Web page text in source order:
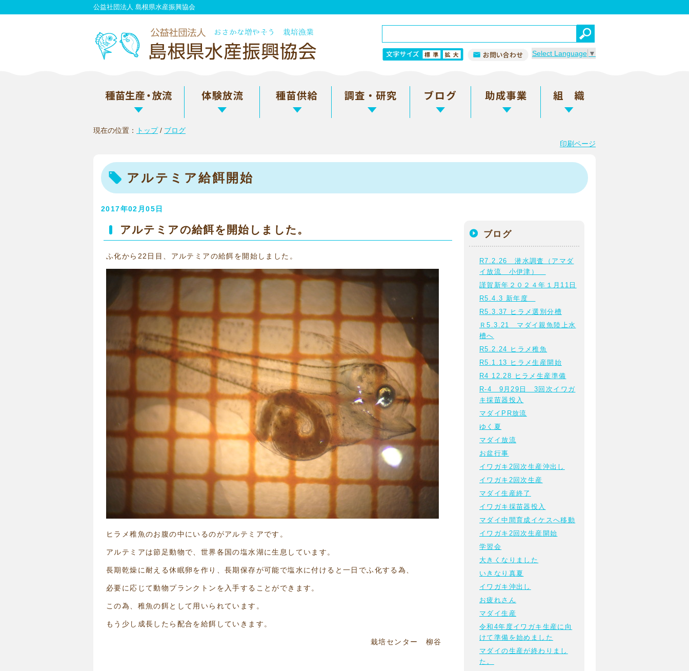
公益社団法人 島根県水産振興協会
Select Language ▼
現在の位置： トップ/ ブログ
印刷ページ
アルテミア給餌開始
2017年02月05日
アルテミアの給餌を開始しました。
ふ化から22日目、アルテミアの給餌を開始しました。
ヒラメ稚魚のお腹の中にいるのがアルテミアです。
アルテミアは節足動物で、世界各国の塩水湖に生息しています。
長期乾燥に耐える休眠卵を作り、長期保存が可能で塩水に付けると一日でふ化する為、
必要に応じて動物プランクトンを入手することができます。
この為、稚魚の餌として用いられています。
もう少し成長したら配合を給餌していきます。
栽培センター 柳谷
ブログ
R7.2.26 潜水調査（アマダ
イ放流 小伊津）
謹賀新年２０２４年１月11日
R5.4.3 新年度
R5.3.37 ヒラメ選別分槽
Ｒ5.3.21 マダイ親魚陸上水
槽へ
R5.2.24 ヒラメ稚魚
R5.1.13 ヒラメ生産開始
R4 12.28 ヒラメ生産準備
R-4 9月29日 3回次イワガ
キ採苗器投入
マダイPR放流
ゆく夏
マダイ放流
お盆行事
イワガキ2回次生産沖出し
イワガキ2回次生産
マダイ生産終了
イワガキ採苗器投入
マダイ中間育成イケスへ移動
イワガキ2回次生産開始
学習会
大きくなりました
いきなり真夏
イワガキ沖出し
お疲れさん
マダイ生産
令和4年度イワガキ生産に向
けて準備を始めました
マダイの生産が終わりまし
た。